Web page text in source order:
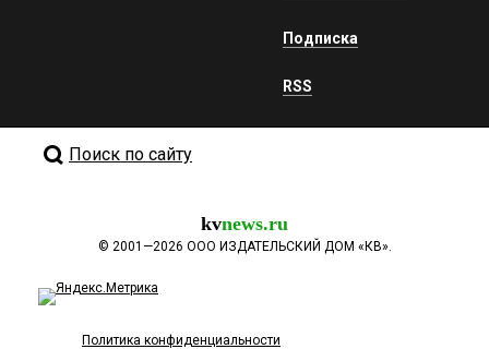
Подписка
RSS
Поиск по сайту
kvnews.ru
© 2001—2026 ООО ИЗДАТЕЛЬСКИЙ ДОМ «КВ».
Политика конфиденциальности